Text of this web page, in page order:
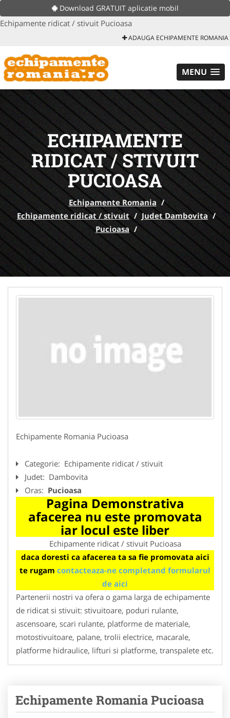
Download GRATUIT aplicatie mobil
Echipamente ridicat / stivuit Pucioasa
ADAUGA ECHIPAMENTE ROMANIA
MENU
ECHIPAMENTE
RIDICAT / STIVUIT
PUCIOASA
Echipamente Romania /
Echipamente ridicat / stivuit / Judet Dambovita /
Pucioasa /
Echipamente Romania Pucioasa
Categorie: Echipamente ridicat / stivuit
Judet: Dambovita
Oras: Pucioasa
Pagina Demonstrativa
afacerea nu este promovata
iar locul este liber
Echipamente ridicat / stivuit Pucioasa
daca doresti ca afacerea ta sa fie promovata aici
te rugam contacteaza-ne completand formularul
de aici
Partenerii nostri va ofera o gama larga de echipamente
de ridicat si stivuit: stivuitoare, poduri rulante,
ascensoare, scari rulante, platforme de materiale,
motostivuitoare, palane, trolii electrice, macarale,
platforme hidraulice, lifturi si platforme, transpalete etc.
Echipamente Romania Pucioasa